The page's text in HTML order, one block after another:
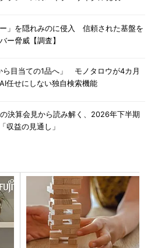
ー」を隠れみのに侵入 信頼された基盤を
ー脅威【調査】
ら目当ての1品へ」 モノタロウが4カ月
任せにしない独自検索機能
決算会見から読み解く、2026年下半期
収益の見通し」